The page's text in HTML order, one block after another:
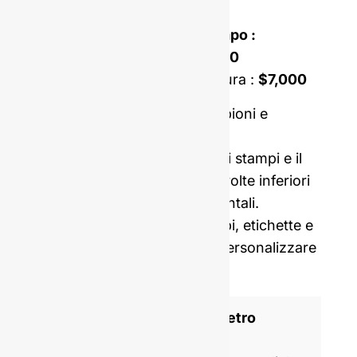
Costo di apertura dello stampo :
$4,500
Stampo a doppia incastonatura : $7,000
Prezzo comprensivo di campioni e
I nostri costi di apertura degli stampi e il
MOQ sono in media cinque volte inferiori
a quelli dei produttori occidentali.
Possiamo anche fornirvi tappi, etichette e
pellicole termoretraibili per personalizzare
Produttore di bottiglie di vetro